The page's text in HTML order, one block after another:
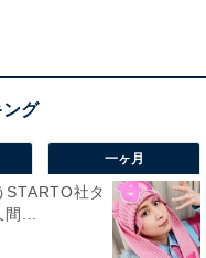
聖地として知られ
奥の院周辺が鮮やか
なす荘厳な雰囲気が
、早めの紅葉シーズン
一ヶ月
STARTO社タ
...